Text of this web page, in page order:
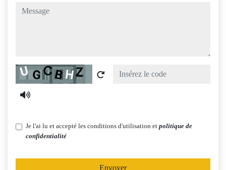
message
Captcha
Je l'ai lu et accepté les conditions d'utilisation et politique de
confidentialité
Envoyer